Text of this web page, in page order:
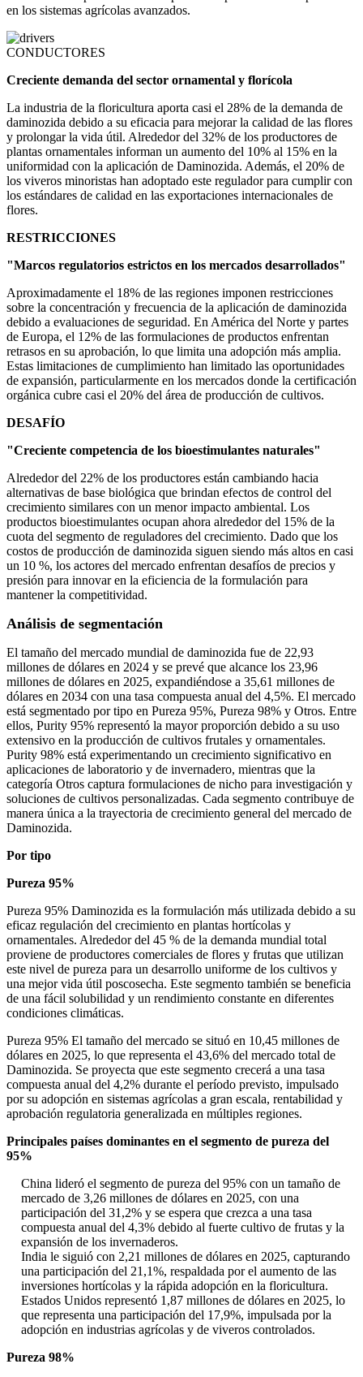
en los sistemas agrícolas avanzados.
CONDUCTORES
Creciente demanda del sector ornamental y florícola
La industria de la floricultura aporta casi el 28% de la demanda de
daminozida debido a su eficacia para mejorar la calidad de las flores
y prolongar la vida útil. Alrededor del 32% de los productores de
plantas ornamentales informan un aumento del 10% al 15% en la
uniformidad con la aplicación de Daminozida. Además, el 20% de
los viveros minoristas han adoptado este regulador para cumplir con
los estándares de calidad en las exportaciones internacionales de
flores.
RESTRICCIONES
"Marcos regulatorios estrictos en los mercados desarrollados"
Aproximadamente el 18% de las regiones imponen restricciones
sobre la concentración y frecuencia de la aplicación de daminozida
debido a evaluaciones de seguridad. En América del Norte y partes
de Europa, el 12% de las formulaciones de productos enfrentan
retrasos en su aprobación, lo que limita una adopción más amplia.
Estas limitaciones de cumplimiento han limitado las oportunidades
de expansión, particularmente en los mercados donde la certificación
orgánica cubre casi el 20% del área de producción de cultivos.
DESAFÍO
"Creciente competencia de los bioestimulantes naturales"
Alrededor del 22% de los productores están cambiando hacia
alternativas de base biológica que brindan efectos de control del
crecimiento similares con un menor impacto ambiental. Los
productos bioestimulantes ocupan ahora alrededor del 15% de la
cuota del segmento de reguladores del crecimiento. Dado que los
costos de producción de daminozida siguen siendo más altos en casi
un 10 %, los actores del mercado enfrentan desafíos de precios y
presión para innovar en la eficiencia de la formulación para
mantener la competitividad.
Análisis de segmentación
El tamaño del mercado mundial de daminozida fue de 22,93
millones de dólares en 2024 y se prevé que alcance los 23,96
millones de dólares en 2025, expandiéndose a 35,61 millones de
dólares en 2034 con una tasa compuesta anual del 4,5%. El mercado
está segmentado por tipo en Pureza 95%, Pureza 98% y Otros. Entre
ellos, Purity 95% representó la mayor proporción debido a su uso
extensivo en la producción de cultivos frutales y ornamentales.
Purity 98% está experimentando un crecimiento significativo en
aplicaciones de laboratorio y de invernadero, mientras que la
categoría Otros captura formulaciones de nicho para investigación y
soluciones de cultivos personalizadas. Cada segmento contribuye de
manera única a la trayectoria de crecimiento general del mercado de
Daminozida.
Por tipo
Pureza 95%
Pureza 95% Daminozida es la formulación más utilizada debido a su
eficaz regulación del crecimiento en plantas hortícolas y
ornamentales. Alrededor del 45 % de la demanda mundial total
proviene de productores comerciales de flores y frutas que utilizan
este nivel de pureza para un desarrollo uniforme de los cultivos y
una mejor vida útil poscosecha. Este segmento también se beneficia
de una fácil solubilidad y un rendimiento constante en diferentes
condiciones climáticas.
Pureza 95% El tamaño del mercado se situó en 10,45 millones de
dólares en 2025, lo que representa el 43,6% del mercado total de
Daminozida. Se proyecta que este segmento crecerá a una tasa
compuesta anual del 4,2% durante el período previsto, impulsado
por su adopción en sistemas agrícolas a gran escala, rentabilidad y
aprobación regulatoria generalizada en múltiples regiones.
Principales países dominantes en el segmento de pureza del
95%
China lideró el segmento de pureza del 95% con un tamaño de
mercado de 3,26 millones de dólares en 2025, con una
participación del 31,2% y se espera que crezca a una tasa
compuesta anual del 4,3% debido al fuerte cultivo de frutas y la
expansión de los invernaderos.
India le siguió con 2,21 millones de dólares en 2025, capturando
una participación del 21,1%, respaldada por el aumento de las
inversiones hortícolas y la rápida adopción en la floricultura.
Estados Unidos representó 1,87 millones de dólares en 2025, lo
que representa una participación del 17,9%, impulsada por la
adopción en industrias agrícolas y de viveros controlados.
Pureza 98%